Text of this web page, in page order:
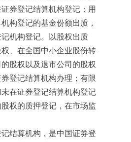
券登记结算机构登记；用
构登记的基金份额出质，
机构登记。以股权出质
、在全国中小企业股份转
股权以及退市公司的股权
登记结算机构办理；有限
在证券登记结算机构登记
权的质押登记，在市场监
算机构，是中国证券登